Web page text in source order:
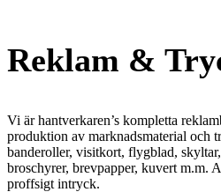
Reklam &
Vi är hantverkaren’s kompletta
produktion av marknadsmaterial och
banderoller, visitkort, flygblad,
broschyrer, brevpapper, kuvert m.m.
proffsigt intryck.